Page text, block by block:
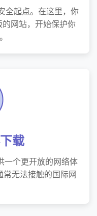
全起点。在这里，你
网站，开始保护你
载
一个更开放的网络体
无法接触的国际网